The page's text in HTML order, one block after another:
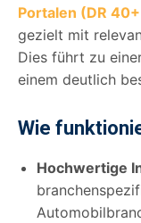
Portalen (DR
gezielt mit
Dies führt zu
einem deutlich
Wie
Hochwertige